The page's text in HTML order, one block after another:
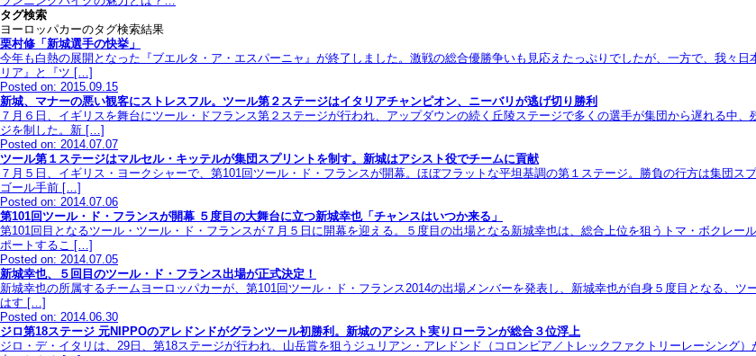
タグ検索
ヨーロッパカーのタグ検索結果
栗村修「新城選手の快挙」
今年も白熱の展開となった『ブエルタ・ア・エスパーニャ』が終了しました。激戦の総合優勝争いも見応えたっぷりでしたが、一方で、我々
リア』と『ツ […]
Posted on: 2015.09.15
新城、マナーの悪い観客にストレスフル。ツール第２ステージはイタリアチャンピオン、ニーバリが逃げ切り勝利
７月６日、イギリスを舞台にツール・ドフランス第２ステージが行われ、アップダウンの続く丘陵ステージで多くの選手が集団から遅れる中
ジを制した。新 […]
Posted on: 2014.07.07
ツール第１ステージはマルセル・キッテルが集団スプリントを制す。新城はアシスト役でチームに貢献
７月５日、イギリス・ヨークシャーで、第101回ツール・ド・フランスが開幕。ほぼフラットな平坦基調の第１ステージ。勝負の行方は集団
ゴール手前 […]
Posted on: 2014.07.06
第101回ツール・ド・フランスが開幕 ５度目の大舞台に立つ新城幸也「チャンスはいつか来る」
第101回目となるツール・ツール・ド・フランスが７月５日に開幕を迎える。５度目の出場となる新城幸也は、総合上位を狙うトマ・ボクレ
ポートするこ […]
Posted on: 2014.07.05
新城幸也、５回目のツール・ド・フランス出場が正式決定！
新城幸也の所属するチームヨーロッパカーが、第101回ツール・ド・フランス2014の出場メンバーを発表し、新城幸也が自身５度目となる、
はす […]
Posted on: 2014.06.30
ジロ第18ステージ 元NIPPOのアレドンドがグランツール初勝利。新城のアシスト実りローランが総合３位浮上
ジロ・デ・イタリは、29日、第18ステージが行われ、山岳賞を狙うジュリアン・アレドンド（コロンビア／トレックファクトリーレーシング